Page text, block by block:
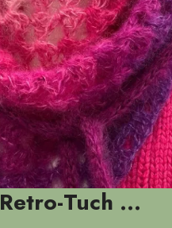
Retro-Tuch …